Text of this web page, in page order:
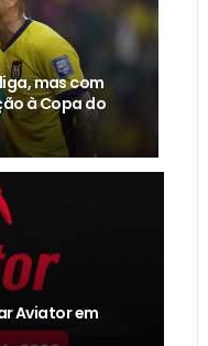
mas com
à Copa do
Aviator em